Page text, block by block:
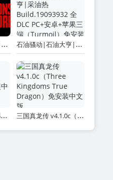
森林之子 单机+联机 Build.03102025 赠生命值满级.完美全物品收集背包存档 送修改器（Sons Of The Forest）免安装中文版 石油骚动|石油大亨|采油热 Build.19093932 全DLC PC+安卓+苹果三端（Turmoil）免安装中文版
九州：立志 v1.0.1043（Nine Ambition）免安装中文版 三国真龙传 v4.1.0c（Three Kingdoms True Dragon）免安装中文版